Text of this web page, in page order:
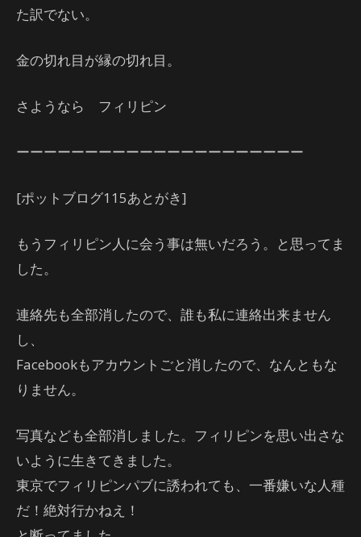
た訳でない。
金の切れ目が縁の切れ目。
さようなら フィリピン
ーーーーーーーーーーーーーーーーーーーーー
[ポットブログ115あとがき]
もうフィリピン人に会う事は無いだろう。と思ってま
した。
連絡先も全部消したので、誰も私に連絡出来ません
し、
Facebookもアカウントごと消したので、なんともな
りません。
写真なども全部消しました。フィリピンを思い出さな
いように生きてきました。
東京でフィリピンパブに誘われても、一番嫌いな人種
だ！絶対行かねえ！